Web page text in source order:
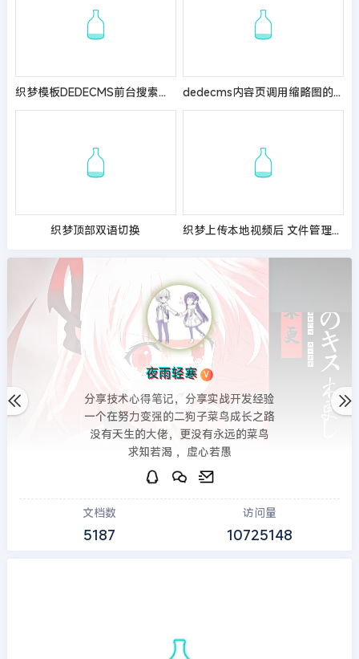
织梦模板DEDECMS前台搜索打开慢的原因及解决方法 dedecms内容页调用缩略图的多种用法
织梦顶部双语切换 织梦上传本地视频后 文件管理器中不显示解决办法
夜雨轻寒 V
分享技术心得笔记，分享实战开发经验
一个在努力变强的二狗子菜鸟成长之路
没有天生的大佬，更没有永远的菜鸟
求知若渴 ，虚心若愚
文档数
5187
访问量
10725148